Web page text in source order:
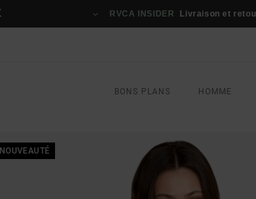
RVCA INSIDER Livraison et
BONS PLANS HOMME
NOUVEAUTÉ